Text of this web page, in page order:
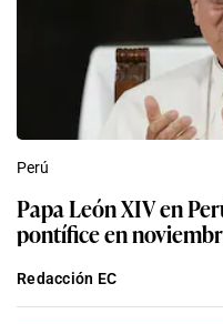
Perú
Papa León XIV en
pontífice en
Redacción EC